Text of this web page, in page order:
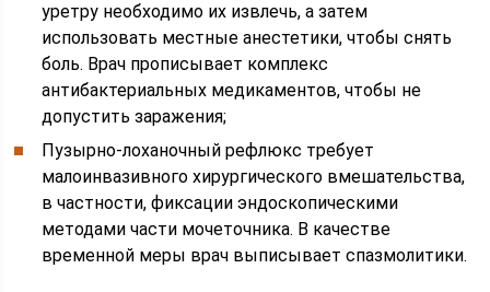
уретру необходимо их извлечь, а затем
использовать местные анестетики, чтобы снять
боль. Врач прописывает комплекс
антибактериальных медикаментов, чтобы не
допустить заражения;
Пузырно-лоханочный рефлюкс требует
малоинвазивного хирургического вмешательства,
в частности, фиксации эндоскопическими
методами части мочеточника. В качестве
временной меры врач выписывает спазмолитики.